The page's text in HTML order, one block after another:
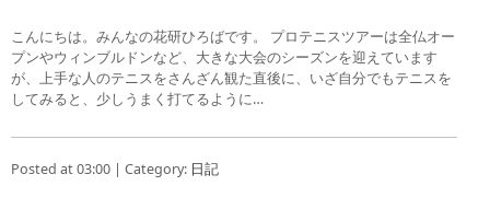
こんにちは。みんなの花研ひろばです。 プロテニスツアーは全仏オー
プンやウィンブルドンなど、大きな大会のシーズンを迎えています
が、上手な人のテニスをさんざん観た直後に、いざ自分でもテニスを
してみると、少しうまく打てるように…
Posted at 03:00 | Category: 日記